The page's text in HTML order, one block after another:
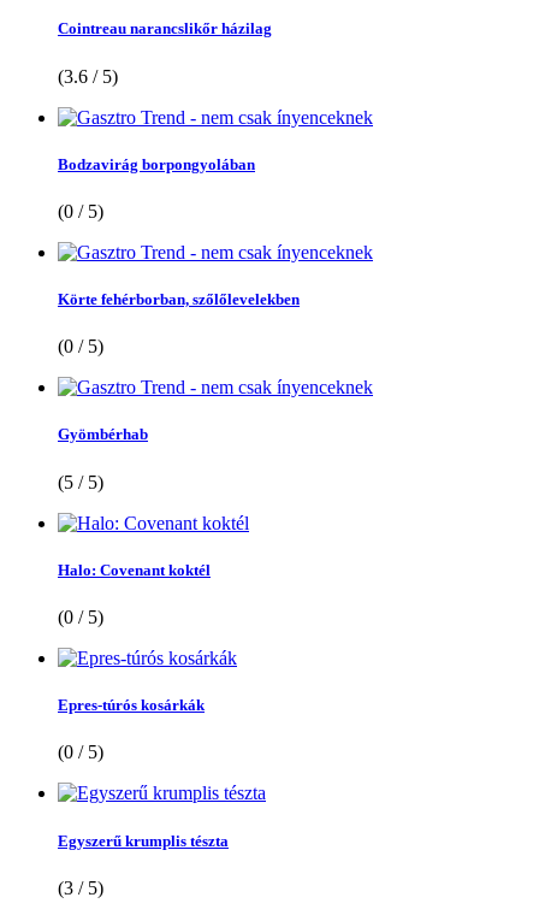
Cointreau narancslikőr házilag
(3.6 / 5)
Bodzavirág borpongyolában
(0 / 5)
Körte fehérborban, szőlőlevelekben
(0 / 5)
Gyömbérhab
(5 / 5)
Halo: Covenant koktél
(0 / 5)
Epres-túrós kosárkák
(0 / 5)
Egyszerű krumplis tészta
(3 / 5)